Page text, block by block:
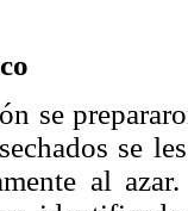
se
se
al